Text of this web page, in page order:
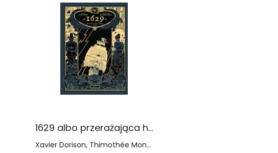
1629 albo przerażająca historia rozbitków z Dżakarty. Tom 1 Aptekarz diabła
Xavier Dorison Thimothée Montaigne